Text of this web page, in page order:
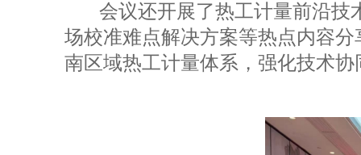
会议还开展了热工计量前沿技
场校准难点解决方案等热点内容
南区域热工计量体系，强化技术